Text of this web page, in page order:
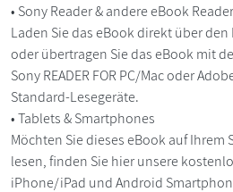
• Sony Reader & andere eBook
Laden Sie das eBook direkt über
oder übertragen Sie das eBook mit
Sony READER FOR PC/Mac oder
Standard-Lesegeräte.
• Tablets & Smartphones
Möchten Sie dieses eBook auf Ihrem
lesen, finden Sie hier unsere
iPhone/iPad und Android